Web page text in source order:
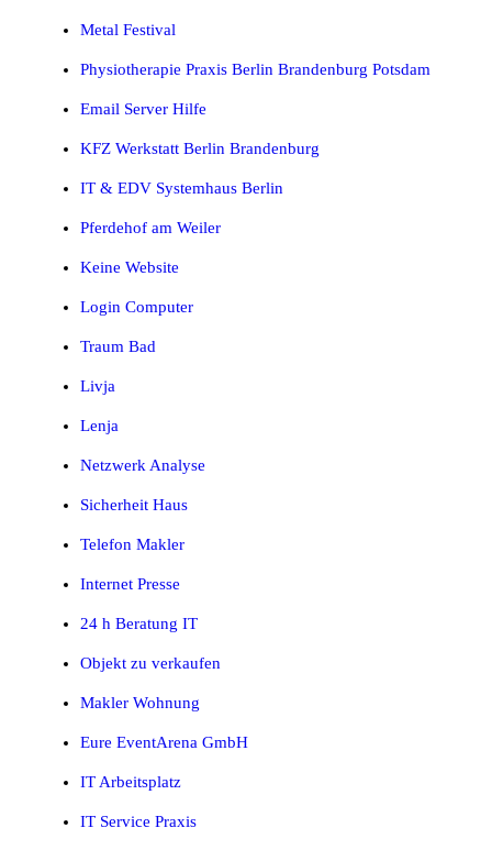
Metal Festival
Physiotherapie Praxis Berlin Brandenburg Potsdam
Email Server Hilfe
KFZ Werkstatt Berlin Brandenburg
IT & EDV Systemhaus Berlin
Pferdehof am Weiler
Keine Website
Login Computer
Traum Bad
Livja
Lenja
Netzwerk Analyse
Sicherheit Haus
Telefon Makler
Internet Presse
24 h Beratung IT
Objekt zu verkaufen
Makler Wohnung
Eure EventArena GmbH
IT Arbeitsplatz
IT Service Praxis